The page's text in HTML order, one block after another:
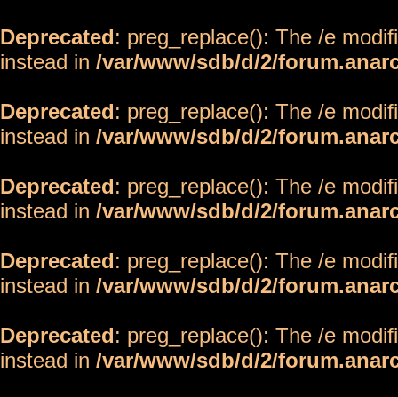
Deprecated: preg_replace(): The /e
instead in /var/www/sdb/d/2/
Deprecated: preg_replace(): The /e
instead in /var/www/sdb/d/2/
Deprecated: preg_replace(): The /e
instead in /var/www/sdb/d/2/
Deprecated: preg_replace(): The /e
instead in /var/www/sdb/d/2/
Deprecated: preg_replace(): The /e
instead in /var/www/sdb/d/2/